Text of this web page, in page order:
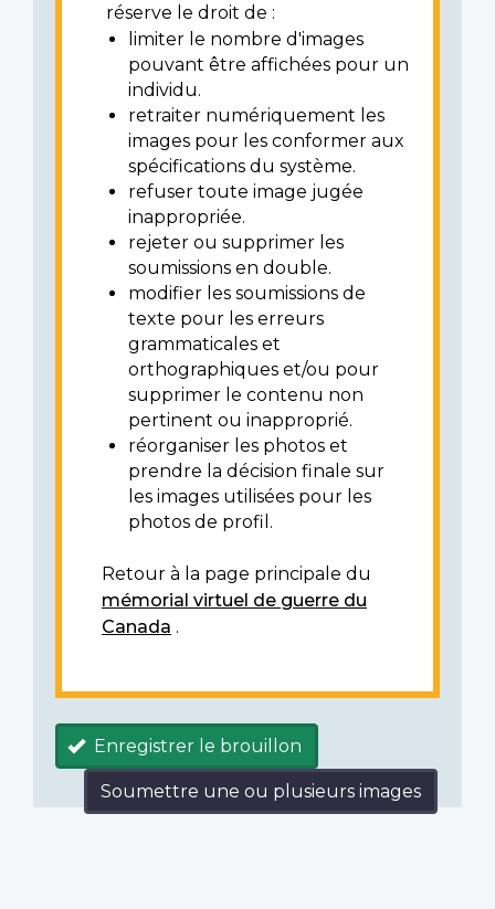
réserve le droit de :
limiter le nombre d'images
pouvant être affichées pour un
individu.
retraiter numériquement les
images pour les conformer aux
spécifications du système.
refuser toute image jugée
inappropriée.
rejeter ou supprimer les
soumissions en double.
modifier les soumissions de
texte pour les erreurs
grammaticales et
orthographiques et/ou pour
supprimer le contenu non
pertinent ou inapproprié.
réorganiser les photos et
prendre la décision finale sur
les images utilisées pour les
photos de profil.
Retour à la page principale du
mémorial virtuel de guerre du
Canada .
Enregistrer le brouillon
Soumettre une ou plusieurs images